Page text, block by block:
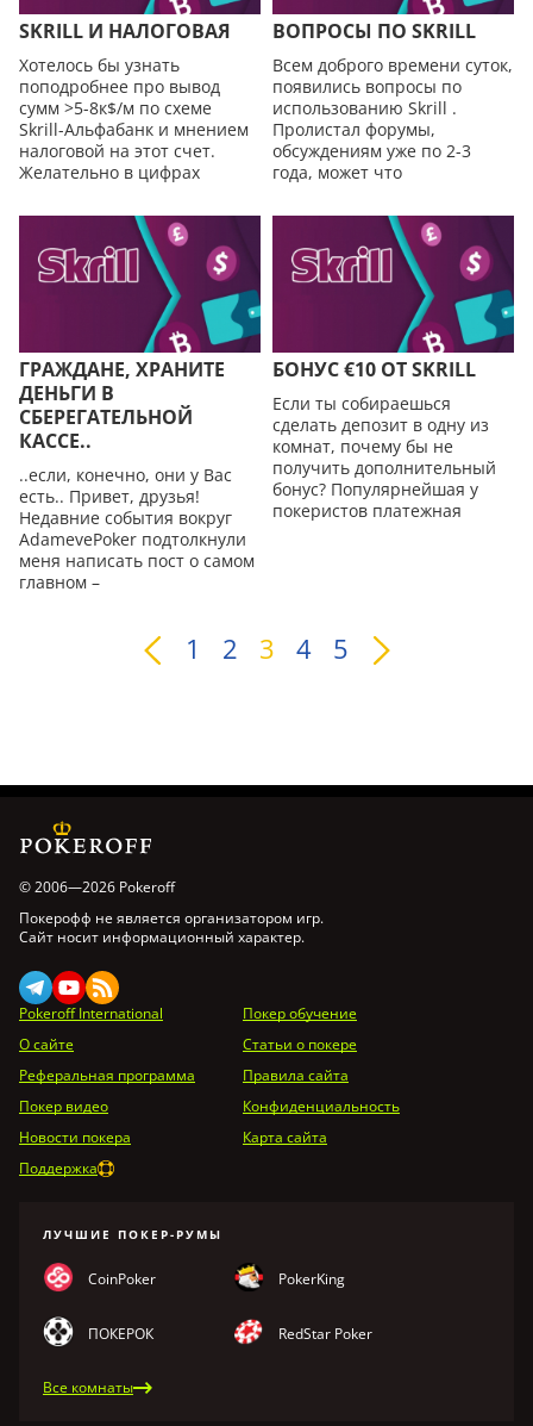
SKRILL И НAЛOГОВАЯ
Хотелось бы узнать
поподробнее про вывод
сумм >5-8к$/м по схеме
Skrill-Альфабанк и мнением
нaлoговой на этот счет.
Желательно в цифрах
ВОПРОСЫ ПО SKRILL
Всем доброго времени суток,
появились вопросы по
использованию Skrill .
Пролистал форумы,
обсуждениям уже по 2-3
года, может что
ГРАЖДАНЕ, ХРАНИТЕ
ДEНЬГИ В
СБЕРЕГАТЕЛЬНОЙ
КАССЕ..
..если, конечно, они у Вас
есть.. Привет, друзья!
Недавние события вокруг
AdamevePoker подтолкнули
меня написать пост о самом
главном –
БОНУС €10 ОТ SKRILL
Если ты собираешься
сделать депозит в одну из
комнат, почему бы не
получить дополнительный
бонус? Популярнейшая у
покеристов платежная
1 2 3 4 5
© 2006—2026 Pokeroff
Покерофф не является организатором игр.
Сайт носит информационный характер.
Pokeroff International
Покер обучение
О сайте
Статьи о покере
Реферальная программа
Правила сайта
Покер видео
Конфиденциальность
Новости покера
Карта сайта
Поддержка
ЛУЧШИЕ ПОКЕР-РУМЫ
CoinPoker PokerKing
ПОКЕРОК RedStar Poker
Все комнаты